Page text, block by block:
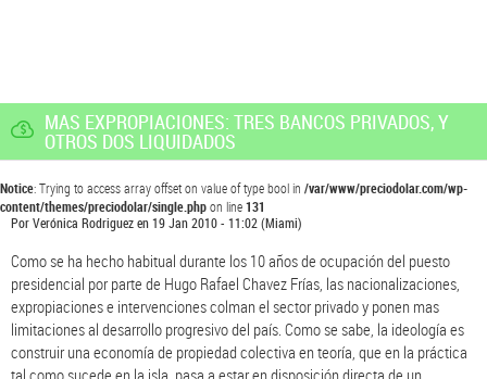
MAS EXPROPIACIONES: TRES BANCOS PRIVADOS, Y
OTROS DOS LIQUIDADOS
Notice: Trying to access array offset on value of type bool in /var/www/preciodolar.com/wp-
content/themes/preciodolar/single.phpon line131
PorVerónica Rodriguezen19 Jan 2010 - 11:02 (Miami)
Como se ha hecho habitual durante los 10 años de ocupación del puesto
presidencial por parte de Hugo Rafael Chavez Frías, las nacionalizaciones,
expropiaciones e intervenciones colman el sector privado y ponen mas
limitaciones al desarrollo progresivo del país. Como se sabe, la ideología es
construir una economía de propiedad colectiva en teoría, que en la práctica
tal como sucede en la isla, pasa a estar en disposición directa de un